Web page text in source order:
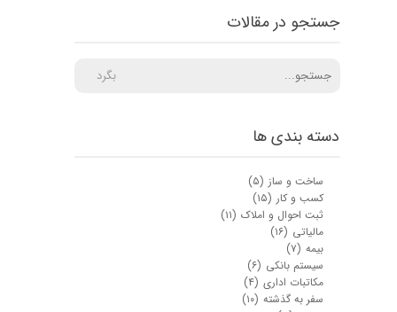
دسته بندی ها
ساخت و ساز (۵)
کسب و کار (۱۵)
ثبت احوال و املاک (۱۱)
مالیاتی (۱۶)
بیمه (۷)
سیستم بانکی (۶)
مکاتبات اداری (۴)
سفر به گذشته (۱۰)
جستجو در مقالات
بگرد